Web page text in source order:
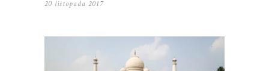
20 listopada 2017